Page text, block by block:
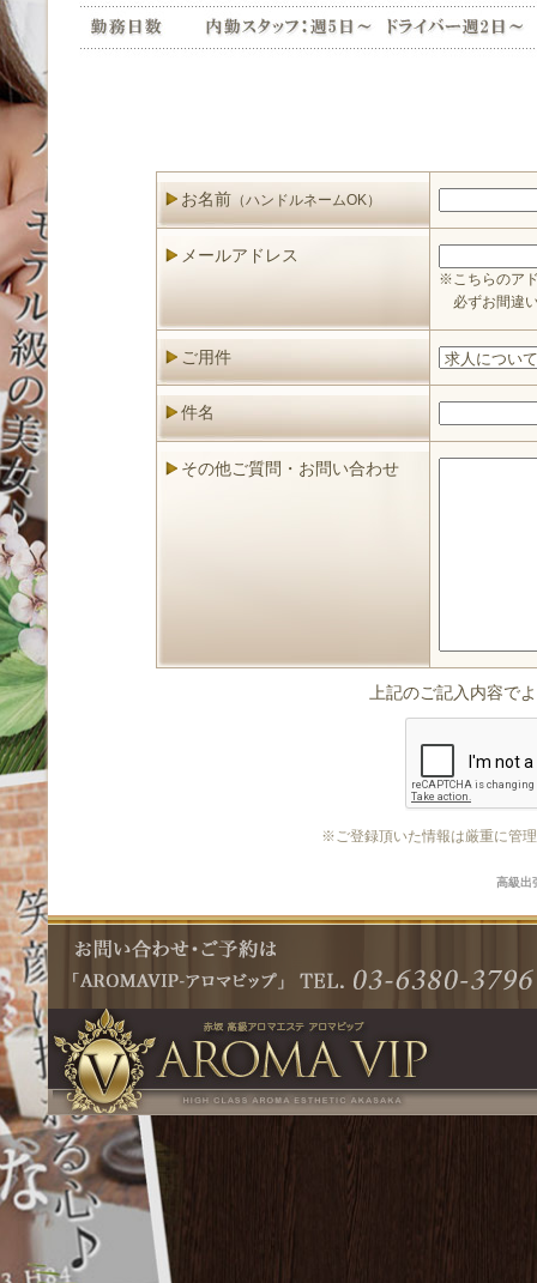
お名前 （ハンドルネームOK）
メールアドレス
※こちらのア
必ずお間違
ご用件
件名
その他ご質問・お問い合わせ
上記のご記入内容で
※ご登録頂いた情報は厳重に管
高級出